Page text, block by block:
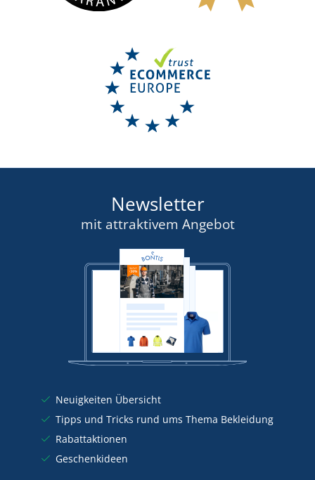
Newsletter
mit attraktivem Angebot
Neuigkeiten Übersicht
Tipps und Tricks rund ums Thema Bekleidung
Rabattaktionen
Geschenkideen